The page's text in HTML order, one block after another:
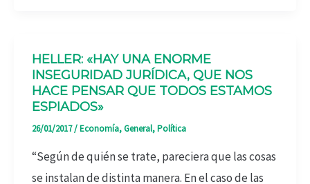
HELLER: «HAY UNA ENORME
INSEGURIDAD JURÍDICA, QUE NOS
HACE PENSAR QUE TODOS ESTAMOS
ESPIADOS»
26/01/2017/Economía,General,Política
“Según de quién se trate, pareciera que las cosas
se instalan de distinta manera. En el caso de las